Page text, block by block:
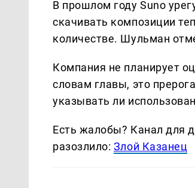
В прошлом году Suno
скачивать композиции
количестве. Шульман
Компания не планирует
словам главы, это
указывать ли
Есть жалобы? Канал для
разозлило: Злой Казанец